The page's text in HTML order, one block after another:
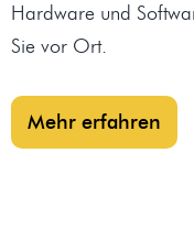
Hardware und
Sie vor Ort.
Mehr erfahren